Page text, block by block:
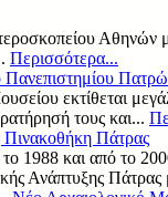
Περισσότερα...
εκτίθεται
τους και...
Πινακοθήκη Πάτρας
1988 και από το
Ανάπτυξης